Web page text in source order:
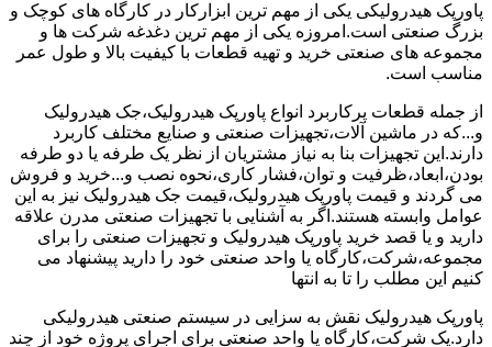
پاورپک هیدرولیکی یکی از مهم ترین ابزارکار در کارگاه های کوچک و
بزرگ صنعتی است.امروزه یکی از مهم ترین دغدغه شرکت ها و
مجموعه های صنعتی خرید و تهیه قطعات با کیفیت بالا و طول عمر
مناسب است.
از جمله قطعات پرکاربرد انواع پاورپک هیدرولیک،جک هیدرولیک
و...که در ماشین آلات،تجهیزات صنعتی و صنایع مختلف کاربرد
دارند.این تجهیزات بنا به نیاز مشتریان از نظر یک طرفه یا دو طرفه
بودن،ابعاد،ظرفیت و توان،فشار کاری،نحوه نصب و...خرید و فروش
می گردند و قیمت پاورپک هیدرولیک،قیمت جک هیدرولیک نیز به این
عوامل وابسته هستند.اگر به آشنایی با تجهیزات صنعتی مدرن علاقه
دارید و یا قصد خرید پاورپک هیدرولیک و تجهیزات صنعتی را برای
مجموعه،شرکت،کارگاه یا واحد صنعتی خود را دارید پیشنهاد می
کنیم این مطلب را تا به انتها
پاورپک هیدرولیک نقش به سزایی در سیستم صنعتی هیدرولیکی
دارد.یک شرکت،کارگاه یا واحد صنعتی برای اجرای پروژه خود از چند